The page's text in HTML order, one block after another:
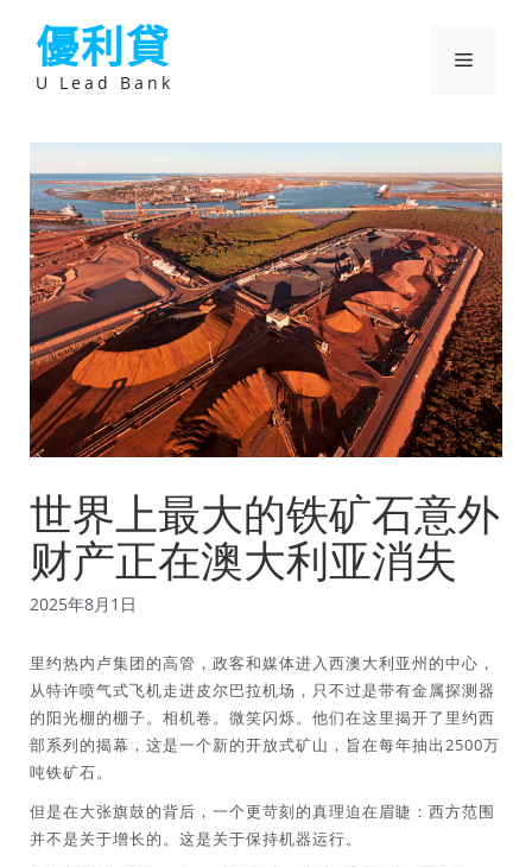
優利貸
U Lead Bank
選
世界上最大的铁矿石意外
财产正在澳大利亚消失
2025年8月1日
里约热内卢集团的高管，政客和媒体进入西澳大利亚州的中心，
从特许喷气式飞机走进皮尔巴拉机场，只不过是带有金属探测器
的阳光棚的棚子。相机卷。微笑闪烁。他们在这里揭开了里约西
部系列的揭幕，这是一个新的开放式矿山，旨在每年抽出2500万
吨铁矿石。
但是在大张旗鼓的背后，一个更苛刻的真理迫在眉睫：西方范围
并不是关于增长的。这是关于保持机器运行。